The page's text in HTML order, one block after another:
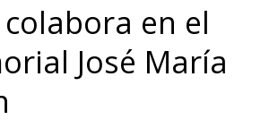
colabora en el
José María